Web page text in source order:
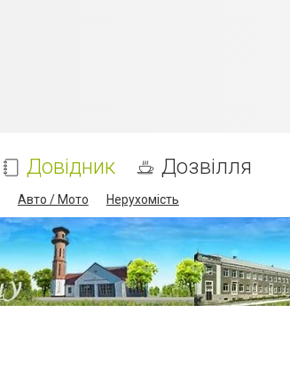
Довідник Дозвілля
Авто / Мото Нерухомість